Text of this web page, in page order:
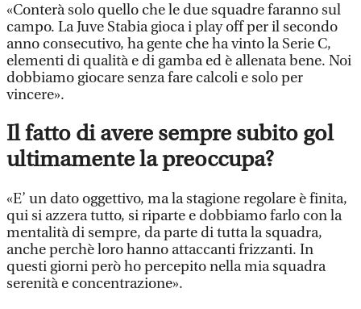
«Conterà solo quello che le due squadre faranno sul
campo. La Juve Stabia gioca i play off per il secondo
anno consecutivo, ha gente che ha vinto la Serie C,
elementi di qualità e di gamba ed è allenata bene. Noi
dobbiamo giocare senza fare calcoli e solo per
vincere».
Il fatto di avere sempre subito gol
ultimamente la preoccupa?
«E’ un dato oggettivo, ma la stagione regolare è finita,
qui si azzera tutto, si riparte e dobbiamo farlo con la
mentalità di sempre, da parte di tutta la squadra,
anche perchè loro hanno attaccanti frizzanti. In
questi giorni però ho percepito nella mia squadra
serenità e concentrazione».